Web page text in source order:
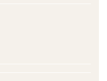
召し上がりください。
袋)